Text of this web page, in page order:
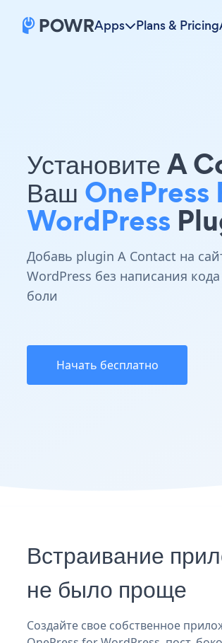
Apps Plans & Pricing
Установите A
Ваш OnePress
WordPress
Добавь plugin A Contact на
WordPress без написания
боли
Начать бесплатно
Встраивание
не было проще
Создайте свое собственное